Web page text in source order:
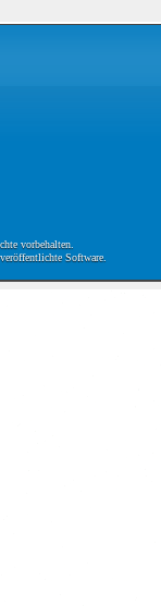
vorbehalten.
Software.